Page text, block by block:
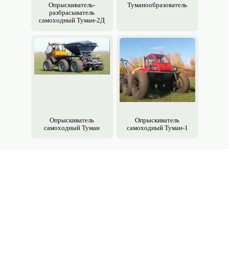
Опрыски­ватель-
разбрасыватель
самоходный Туман-2Д
Туманообразователь
Опрыски­ватель
самоходный Туман
Опрыски­ватель
самоходный Туман-1